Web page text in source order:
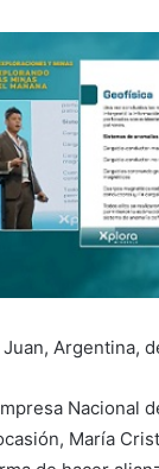
Argentina,
Nacional
María